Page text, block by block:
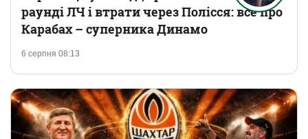
6 серпня 08:13
раунді ЛЧ і втрати через Полісся: все про
Карабах – суперника Динамо